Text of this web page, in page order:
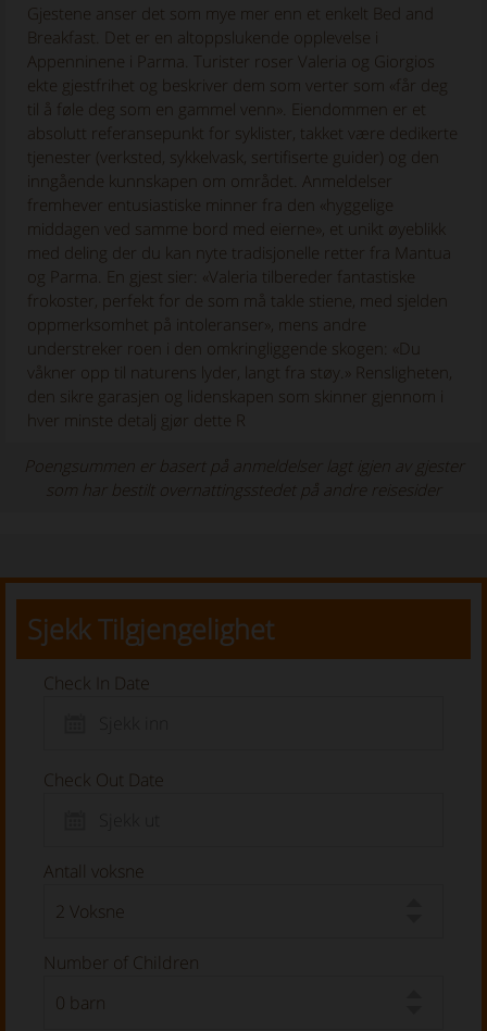
Gjestene anser det som mye mer enn et enkelt Bed and
Breakfast. Det er en altoppslukende opplevelse i
Appenninene i Parma. Turister roser Valeria og Giorgios
ekte gjestfrihet og beskriver dem som verter som «får deg
til å føle deg som en gammel venn». Eiendommen er et
absolutt referansepunkt for syklister, takket være dedikerte
tjenester (verksted, sykkelvask, sertifiserte guider) og den
inngående kunnskapen om området. Anmeldelser
fremhever entusiastiske minner fra den «hyggelige
middagen ved samme bord med eierne», et unikt øyeblikk
med deling der du kan nyte tradisjonelle retter fra Mantua
og Parma. En gjest sier: «Valeria tilbereder fantastiske
frokoster, perfekt for de som må takle stiene, med sjelden
oppmerksomhet på intoleranser», mens andre
understreker roen i den omkringliggende skogen: «Du
våkner opp til naturens lyder, langt fra støy.» Rensligheten,
den sikre garasjen og lidenskapen som skinner gjennom i
hver minste detalj gjør dette R
Poengsummen er basert på anmeldelser lagt igjen av gjester
som har bestilt overnattingsstedet på andre reisesider
Sjekk Tilgjengelighet
Check In Date
Check Out Date
Antall voksne
Number of Children